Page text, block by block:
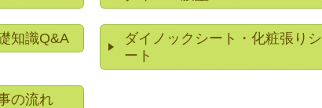
知識Q&A
ダイノックシート・化粧張りシ
ート
の流れ